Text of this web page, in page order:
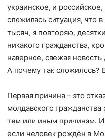
украинское, и
сложилась ситуация, что
тысяч, я повторяю,
никакого гражданства,
наверное, свежая
А почему так сложилось?
Первая причина – это
молдавского
тем или иным причинам. И
если человек рождён в